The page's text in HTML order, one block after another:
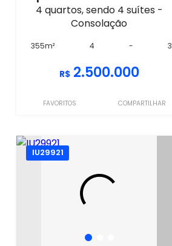
4 quartos, sendo 4 suítes -
Consolação
355m² 4 - 3
R$ 2.500.000
FAVORITOS COMPARTILHAR
IU29921